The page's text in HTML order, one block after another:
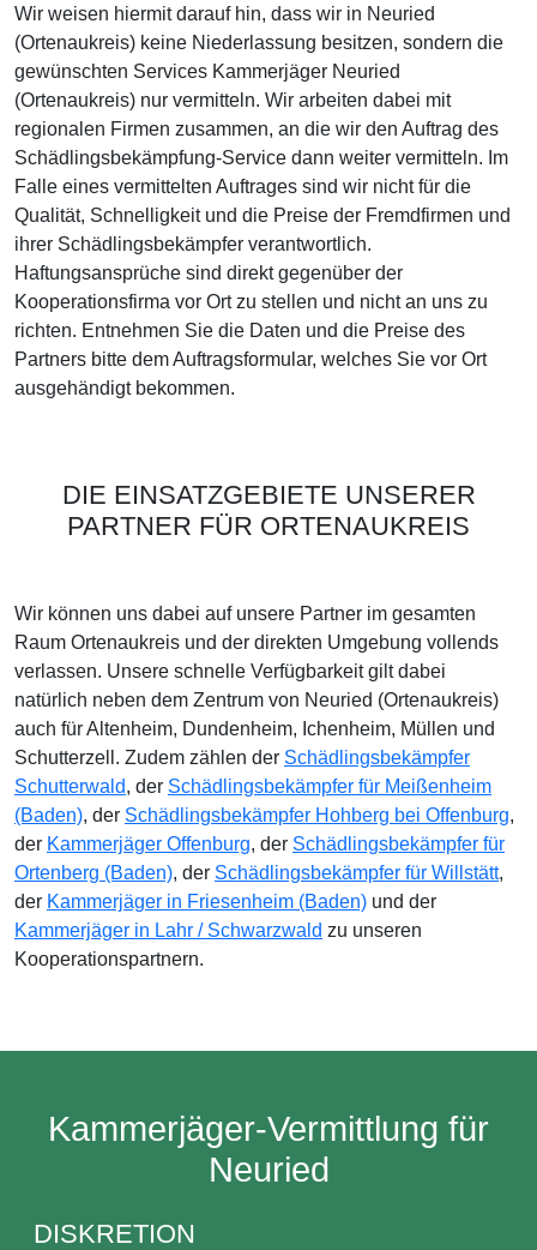
Wir weisen hiermit darauf hin, dass wir in Neuried
(Ortenaukreis) keine Niederlassung besitzen, sondern die
gewünschten Services Kammerjäger Neuried
(Ortenaukreis) nur vermitteln. Wir arbeiten dabei mit
regionalen Firmen zusammen, an die wir den Auftrag des
Schädlingsbekämpfung-Service dann weiter vermitteln. Im
Falle eines vermittelten Auftrages sind wir nicht für die
Qualität, Schnelligkeit und die Preise der Fremdfirmen und
ihrer Schädlingsbekämpfer verantwortlich.
Haftungsansprüche sind direkt gegenüber der
Kooperationsfirma vor Ort zu stellen und nicht an uns zu
richten. Entnehmen Sie die Daten und die Preise des
Partners bitte dem Auftragsformular, welches Sie vor Ort
ausgehändigt bekommen.
DIE EINSATZGEBIETE UNSERER
PARTNER FÜR ORTENAUKREIS
Wir können uns dabei auf unsere Partner im gesamten
Raum Ortenaukreis und der direkten Umgebung vollends
verlassen. Unsere schnelle Verfügbarkeit gilt dabei
natürlich neben dem Zentrum von Neuried (Ortenaukreis)
auch für Altenheim, Dundenheim, Ichenheim, Müllen und
Schutterzell. Zudem zählen der Schädlingsbekämpfer
Schutterwald, der Schädlingsbekämpfer für Meißenheim
(Baden), der Schädlingsbekämpfer Hohberg bei Offenburg,
der Kammerjäger Offenburg, der Schädlingsbekämpfer für
Ortenberg (Baden), der Schädlingsbekämpfer für Willstätt,
der Kammerjäger in Friesenheim (Baden) und der
Kammerjäger in Lahr / Schwarzwald zu unseren
Kooperationspartnern.
Kammerjäger-Vermittlung für
Neuried
DISKRETION